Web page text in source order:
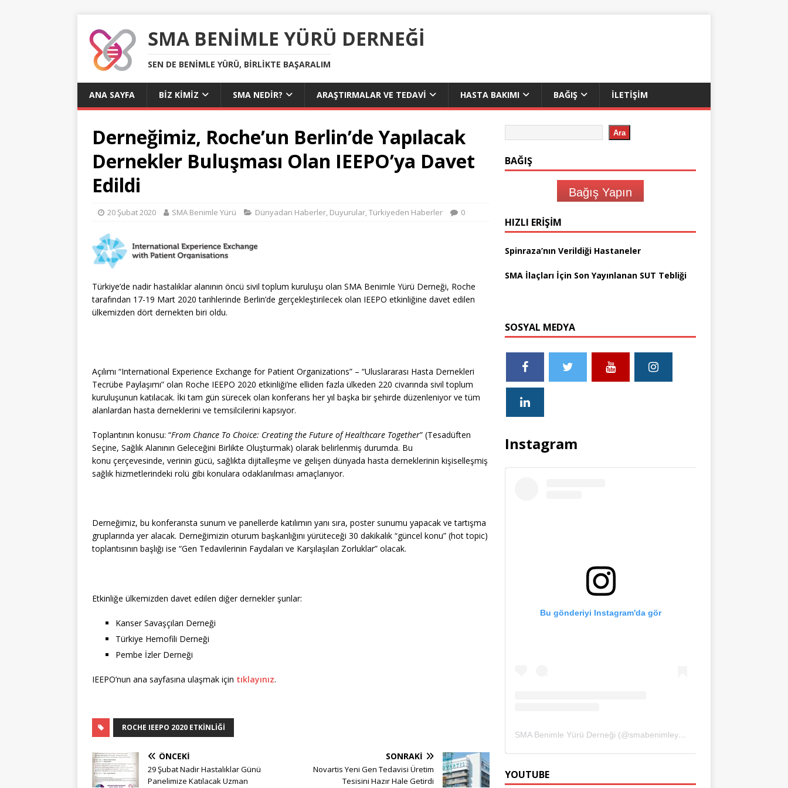
SMA BENIMLE YÜRÜ DERNEĞI
SEN DE BENIMLE YÜRÜ, BIRLIKTE BAŞARALIM
ANA SAYFA BIZ KIMIZ SMA NEDIR? ARAŞTIRMALAR VE TEDAVI HASTA BAKIMI BAĞIŞ İLETIŞIM
Derneğimiz, Roche’un Berlin’de Yapılacak
Dernekler Buluşması Olan IEEPO’ya Davet
Edildi
20 Şubat 2020 SMA Benimle Yürü Dünyadan Haberler, Duyurular,Türkiyeden Haberler 0
Türkiye’de nadir hastalıklar alanının öncü sivil toplum kuruluşu olan SMA Benimle Yürü Derneği, Roche
tarafından 17-19 Mart 2020 tarihlerinde Berlin’de gerçekleştirilecek olan IEEPO etkinliğine davet edilen
ülkemizden dört dernekten biri oldu.
Açılımı “International Experience Exchange for Patient Organizations” – “Uluslararası Hasta Dernekleri
Tecrübe Paylaşımı” olan Roche IEEPO 2020 etkinliği’ne elliden fazla ülkeden 220 civarında sivil toplum
kuruluşunun katılacak. İki tam gün sürecek olan konferans her yıl başka bir şehirde düzenleniyor ve tüm
alanlardan hasta derneklerini ve temsilcilerini kapsıyor.
Toplantının konusu: “From Chance To Choice: Creating the Future of Healthcare Together” (Tesadüften
Seçine, Sağlık Alanının Geleceğini Birlikte Oluşturmak) olarak belirlenmiş durumda. Bu
konu çerçevesinde, verinin gücü, sağlıkta dijitalleşme ve gelişen dünyada hasta derneklerinin kişiselleşmiş
sağlık hizmetlerindeki rolü gibi konulara odaklanılması amaçlanıyor.
Derneğimiz, bu konferansta sunum ve panellerde katılımın yanı sıra, poster sunumu yapacak ve tartışma
gruplarında yer alacak. Derneğimizin oturum başkanlığını yürüteceği 30 dakikalık “güncel konu” (hot topic)
toplantısının başlığı ise “Gen Tedavilerinin Faydaları ve Karşılaşılan Zorluklar” olacak.
Etkinliğe ülkemizden davet edilen diğer dernekler şunlar:
Kanser Savaşçıları Derneği
Türkiye Hemofili Derneği
Pembe İzler Derneği
IEEPO’nun ana sayfasına ulaşmak için tıklayınız.
ROCHE IEEPO 2020 ETKINLIĞI
ÖNCEKI
29 Şubat Nadir Hastalıklar Günü
Panelimize Katılacak Uzman
SONRAKI
Novartis Yeni Gen Tedavisi Üretim
Tesisini Hazır Hale Getirdi
Ara
BAĞIŞ
Bağış Yapın
HIZLI ERIŞIM
Spinraza’nın Verildiği Hastaneler
SMA İlaçları İçin Son Yayınlanan SUT Tebliği
SOSYAL MEDYA
Instagram
Bu gönderiyi Instagram'da gör
SMA Benimle Yürü Derneği (@smabenimleyuru)'in paylaştığı bir gönderi
YOUTUBE